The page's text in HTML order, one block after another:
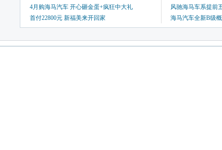
4月购海马汽车 开心砸金蛋+疯狂中大礼
风驰海马车系提前
首付22800元 新福美来开回家
海马汽车全新B级